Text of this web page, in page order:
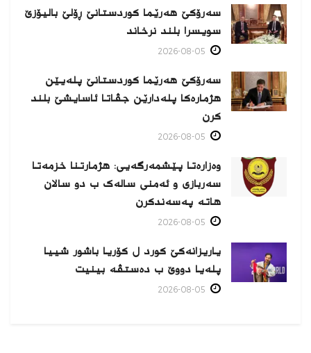
سەرۆکێ هەرێما کوردستانێ ڕۆلێ بالیۆزێ
سویسرا بلند نرخاند
سەرۆکێ هەرێما کوردستانێ پلەیێن
هژمارەكا پلەدارێن جڤاتا ئاسایشێ بلند
كرن
وەزارەتا پێشمەرگەیی: هژمارتنا خزمەتا
سەربازی و ئەمنی سالەک ب دو سالان
هاتە پەسەندكرن
یاریزانەكێ کورد ل کۆریا باشور شییا
پلەیا دووێ ب دەستڤە بینیت